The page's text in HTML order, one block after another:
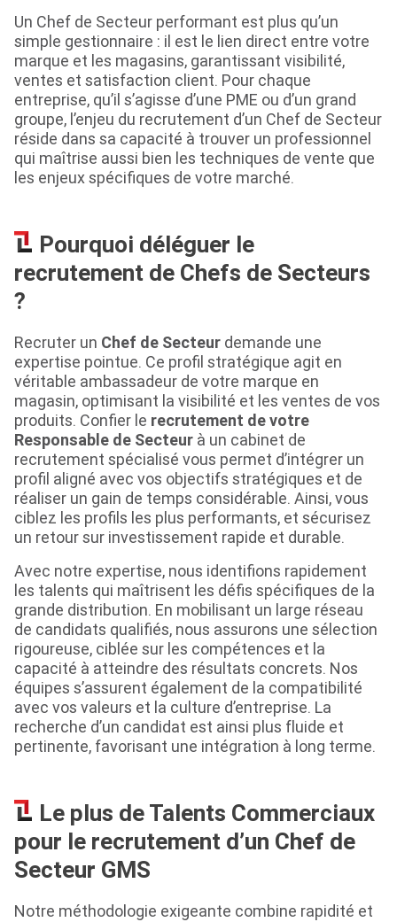
Un Chef de Secteur performant est plus qu’un
simple gestionnaire : il est le lien direct entre votre
marque et les magasins, garantissant visibilité,
ventes et satisfaction client. Pour chaque
entreprise, qu’il s’agisse d’une PME ou d’un grand
groupe, l’enjeu du recrutement d’un Chef de Secteur
réside dans sa capacité à trouver un professionnel
qui maîtrise aussi bien les techniques de vente que
les enjeux spécifiques de votre marché.
Pourquoi déléguer le
recrutement de Chefs de Secteurs
?
Recruter un Chef de Secteur demande une
expertise pointue. Ce profil stratégique agit en
véritable ambassadeur de votre marque en
magasin, optimisant la visibilité et les ventes de vos
produits. Confier le recrutement de votre
Responsable de Secteur à un cabinet de
recrutement spécialisé vous permet d’intégrer un
profil aligné avec vos objectifs stratégiques et de
réaliser un gain de temps considérable. Ainsi, vous
ciblez les profils les plus performants, et sécurisez
un retour sur investissement rapide et durable.
Avec notre expertise, nous identifions rapidement
les talents qui maîtrisent les défis spécifiques de la
grande distribution. En mobilisant un large réseau
de candidats qualifiés, nous assurons une sélection
rigoureuse, ciblée sur les compétences et la
capacité à atteindre des résultats concrets. Nos
équipes s’assurent également de la compatibilité
avec vos valeurs et la culture d’entreprise. La
recherche d’un candidat est ainsi plus fluide et
pertinente, favorisant une intégration à long terme.
Le plus de Talents Commerciaux
pour le recrutement d’un Chef de
Secteur GMS
Notre méthodologie exigeante combine rapidité et